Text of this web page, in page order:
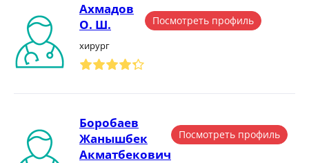
Ахмадов
О. Ш.
хирург
Посмотреть профиль
Боробаев
Жанышбек
Акматбекович
Посмотреть профиль